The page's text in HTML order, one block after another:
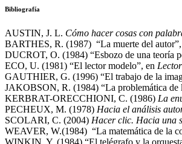
Bibliografía
AUSTIN, J. L. Cómo hacer cosas con
BARTHES, R. (1987) “La muerte del autor”,
DUCROT, O. (1984) “Esbozo de una teoría
ECO, U. (1981) “El lector modelo”, en
GAUTHIER, G. (1996) “El trabajo de la
JAKOBSON, R. (1984) “La problemática de
KERBRAT-ORECCHIONI, C. (1986) La
PECHEUX, M. (1978) Hacia el análisis
SCOLARI, C. (2004) Hacer clic. Hacia una
WEAVER, W.(1984) “La matemática de la